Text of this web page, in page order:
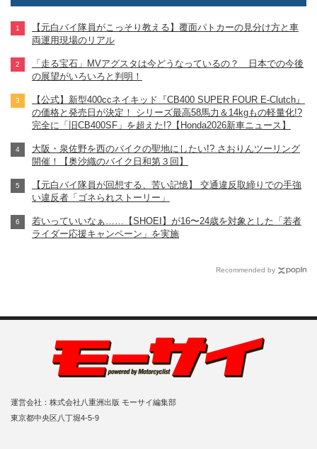
【元白バイ隊員がこっそり教える】覆面パトカーの見分け方と車
両運用現場のリアル
「走る宝石」MVアグスタは今どうなっているの？ 日本での今後
の展望がいろいろと判明！
【公式】新型400ccネイキッド『CB400 SUPER FOUR E-Clutch』
の価格と発売日が決定！ シリーズ最高58馬力＆14kgもの軽量化!?
完全に「旧CB400SF」を超えた!?【Honda2026新車ニュース】
大阪・泉佐野を西のバイクの聖地にしたい!? さおりんツーリング
開催！【奥沙織のバイク日和第３回】
【元白バイ隊員が回想する、苦い記憶】 交通違反取締りでの手強
い違反者「ゴネられストーリー」
若いっていいなぁ……【SHOEI】が16〜24歳を対象とした「若者
ライダー応援キャンペーン」を実施
Recommended by
運営会社：株式会社八重洲出版 モーサイ編集部
東京都中央区八丁堀4-5-9